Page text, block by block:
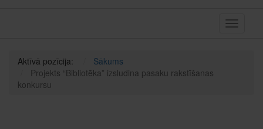
Toggle
Aktīvā pozīcija:
Sākums
Projekts “Bibliotēka” izsludina pasaku rakstīšanas
konkursu